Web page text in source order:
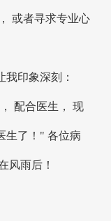
或者寻求专业心
印象深刻：
配合医生， 现
生了！" 各位病
风雨后！